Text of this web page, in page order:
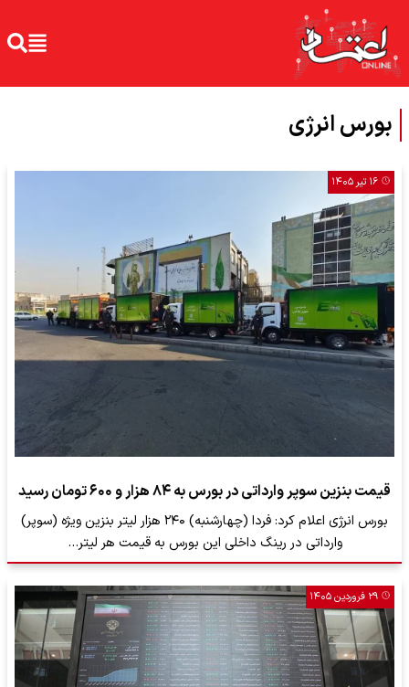
بورس انرژی
۱۶ تیر ۱۴۰۵
قیمت بنزین سوپر وارداتی در بورس به ۸۴ هزار و ۶۰۰ تومان رسید
بورس انرژی اعلام کرد: فردا (چهارشنبه) ۲۴۰ هزار لیتر بنزین ویژه (سوپر)
وارداتی در رینگ داخلی این بورس به قیمت هر لیتر…
۲۹ فروردین ۱۴۰۵